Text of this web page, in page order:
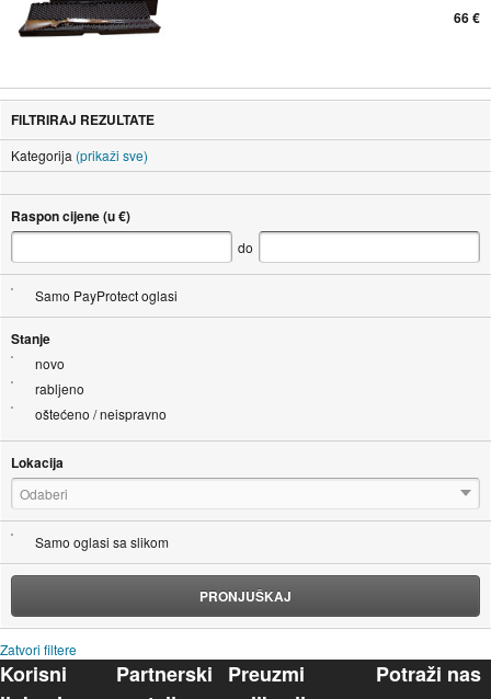
66 €
FILTRIRAJ REZULTATE
Kategorija (prikaži sve)
Raspon cijene (u €)
do
Samo PayProtect oglasi
Stanje
novo
rabljeno
oštećeno / neispravno
Lokacija
Odaberi
Samo oglasi sa slikom
PRONJUŠKAJ
Zatvori filtere
Korisni
Partnerski
Preuzmi
Potraži nas